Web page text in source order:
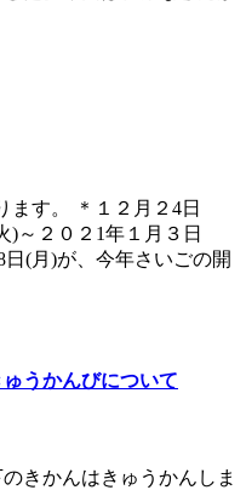
ます。 ＊１２月２4日
)～２０２1年１月３日
(月)が、今年さいごの開
うかんびについて
きかんはきゅうかんしま